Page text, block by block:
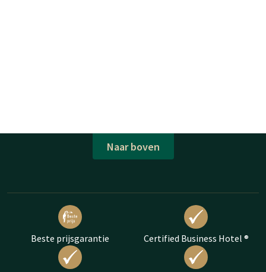
Naar boven
Beste prijsgarantie Certified Business Hotel ®